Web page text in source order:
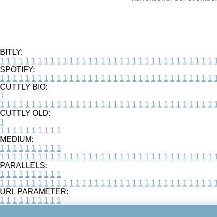
BITLY:
1 1 1 1 1 1 1 1 1 1 1 1 1 1 1 1 1 1 1 1 1 1 1 1 1 1 1 1 1 1 1 1 1 1
SPOTIFY:
1 1 1 1 1 1 1 1 1 1 1 1 1 1 1 1 1 1 1 1 1 1 1 1 1 1 1 1 1 1 1 1 1 1
CUTTLY BIO:
1
1 1 1 1 1 1 1 1 1 1 1 1 1 1 1 1 1 1 1 1 1 1 1 1 1 1 1 1 1 1 1 1 1 1
CUTTLY OLD:
1
1 1 1 1 1 1 1 1 1 1
MEDIUM:
1 1 1 1 1 1 1 1 1 1
1 1 1 1 1 1 1 1 1 1 1 1 1 1 1 1 1 1 1 1 1 1 1 1 1 1 1 1 1 1 1 1 1 1
PARALLELS:
1 1 1 1 1 1 1 1 1 1
1 1 1 1 1 1 1 1 1 1 1 1 1 1 1 1 1 1 1 1 1 1 1 1 1 1 1 1 1 1 1 1 1 1
URL PARAMETER:
1 1 1 1 1 1 1 1 1 1